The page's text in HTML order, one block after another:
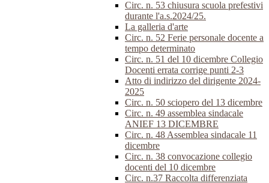
Circ. n. 53 chiusura scuola prefestivi
durante l'a.s.2024/25.
La galleria d'arte
Circ. n. 52 Ferie personale docente a
tempo determinato
Circ. n. 51 del 10 dicembre Collegio
Docenti errata corrige punti 2-3
Atto di indirizzo del dirigente 2024-
2025
Circ. n. 50 sciopero del 13 dicembre
Circ. n. 49 assemblea sindacale
ANIEF 13 DICEMBRE
Circ. n. 48 Assemblea sindacale 11
dicembre
Circ. n. 38 convocazione collegio
docenti del 10 dicembre
Circ. n.37 Raccolta differenziata